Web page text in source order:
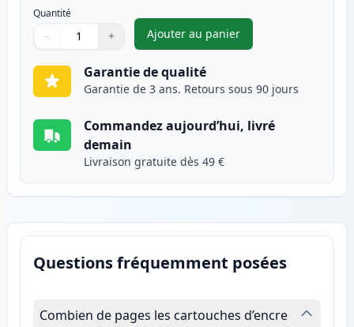
Quantité
Quantité
Utilisez les boutons pour ajuster
− +
Quantité
Ajouter au panier
,Canon 725 toner compatible
Garantie de qualité
Garantie de 3 ans. Retours sous 90 jours
Commandez aujourd’hui, livré
demain
Livraison gratuite dès 49 €
Questions fréquemment posées
Combien de pages les cartouches d’encre